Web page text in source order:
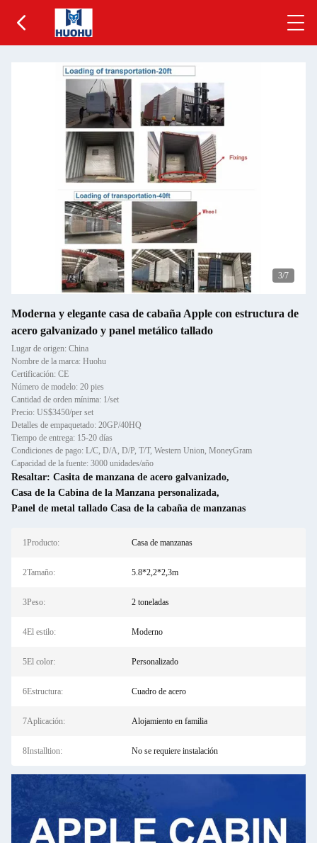
3/7
Moderna y elegante casa de cabaña Apple con estructura de
acero galvanizado y panel metálico tallado
Lugar de origen: China
Nombre de la marca: Huohu
Certificación: CE
Número de modelo: 20 pies
Cantidad de orden mínima: 1/set
Precio: US$3450/per set
Detalles de empaquetado: 20GP/40HQ
Tiempo de entrega: 15-20 días
Condiciones de pago: L/C, D/A, D/P, T/T, Western Union, MoneyGram
Capacidad de la fuente: 3000 unidades/año
Resaltar: Casita de manzana de acero galvanizado,
Casa de la Cabina de la Manzana personalizada,
Panel de metal tallado Casa de la cabaña de manzanas
1Producto: Casa de manzanas
2Tamaño: 5.8*2,2*2,3m
3Peso: 2 toneladas
4El estilo: Moderno
5El color: Personalizado
6Estructura: Cuadro de acero
7Aplicación: Alojamiento en familia
8Installtion: No se requiere instalación